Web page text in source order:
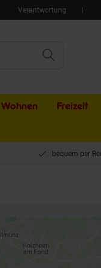
Verantwortung
Wohnen Freizeit
bequem per